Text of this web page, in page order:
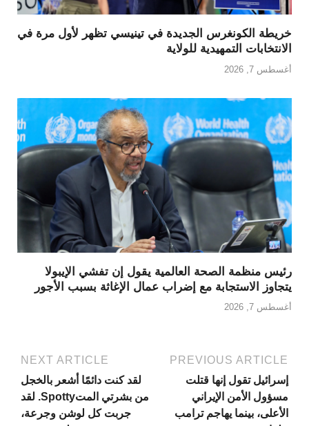
خريطة الكونغرس الجديدة في تينيسي تظهر لأول مرة في
الانتخابات التمهيدية للولاية
أغسطس 7, 2026
رئيس منظمة الصحة العالمية يقول إن تفشي الإيبولا
يتجاوز الاستجابة مع إضراب عمال الإغاثة بسبب الأجور
أغسطس 7, 2026
PREVIOUS ARTICLE
إسرائيل تقول إنها قتلت
مسؤول الأمن الإيراني
الأعلى، بينما يهاجم ترامب
NEXT ARTICLE
لقد كنت دائمًا أشعر بالخجل
من بشرتي المتSpotty. لقد
جربت كل لوشن وجرعة،